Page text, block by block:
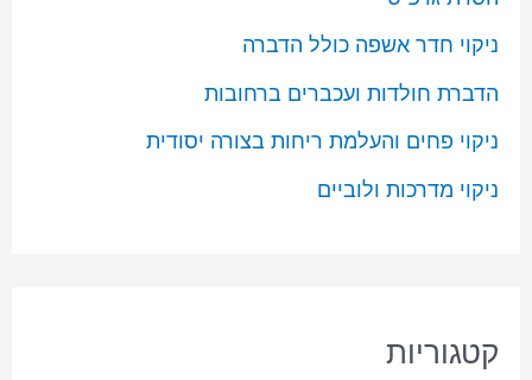
ניקוי חדר אשפה כולל הדברה
הדברת חולדות ועכברים ברחובות
ניקוי פחים והעלמת ריחות בצורה יסודית
ניקוי מדרכות ולוביים
קטגוריות